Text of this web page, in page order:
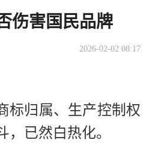
伤害国民品牌
2026-02-02 08:17
标归属、生产控制权
，已然白热化。